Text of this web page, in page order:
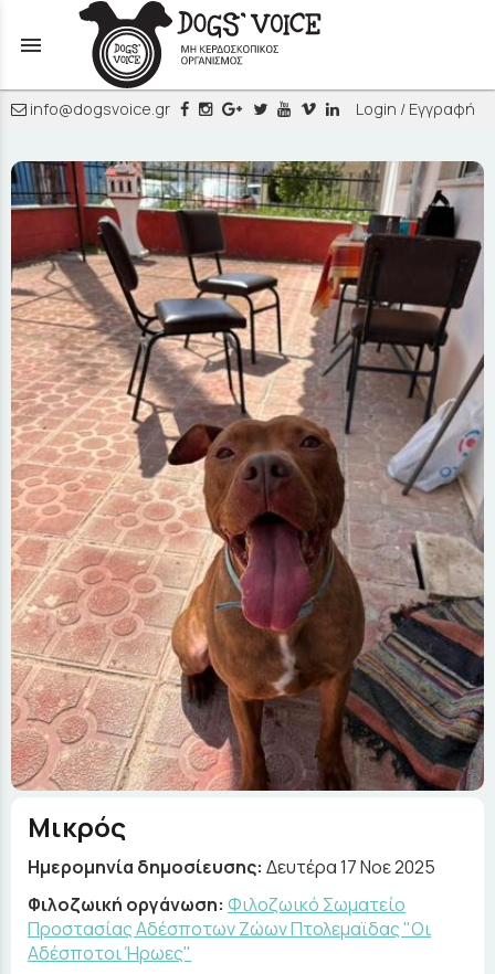
menu
info@dogsvoice.gr Login / Εγγραφή
Μικρός
Ημερομηνία δημοσίευσης: Δευτέρα 17 Νοε 2025
Φιλοζωική οργάνωση: Φιλοζωικό Σωματείο
Προστασίας Αδέσποτων Ζώων Πτολεμαϊδας "Οι
Αδέσποτοι Ήρωες"